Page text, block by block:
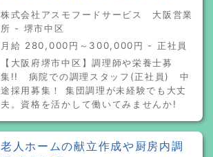
株式会社アスモフードサービス 大阪営業
所 - 堺市中区
月給 280,000円～300,000円 - 正社員
【大阪府堺市中区】調理師や栄養士募
集!! 病院での調理スタッフ(正社員) 中
途採用募集！ 集団調理が未経験でも大丈
夫。資格を活かして働いてみませんか!
老人ホームの献立作成や厨房内調